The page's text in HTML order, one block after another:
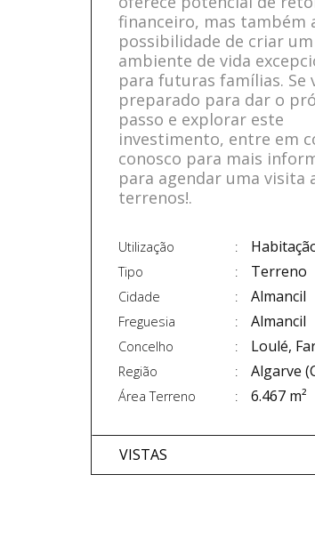
financeiro, mas também
possibilidade de criar um
ambiente de vida
para futuras famílias. Se
preparado para dar o
passo e explorar este
investimento, entre em
conosco para mais
para agendar uma visita
terrenos!.
Utilização
Tipo Terreno
Cidade Almancil
Freguesia Almancil
Concelho Loulé,
Região Algarve
Área Terreno 6.467 m²
VISTAS